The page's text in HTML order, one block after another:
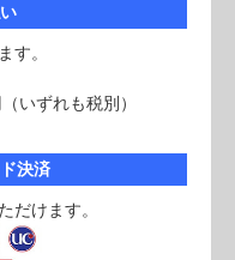
す。
いずれも税別）
決済
だけます。